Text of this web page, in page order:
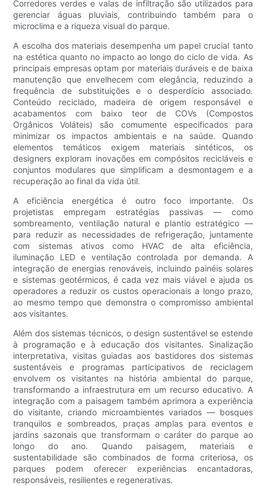
Corredores verdes e valas de infiltração são utilizados para
gerenciar águas pluviais, contribuindo também para o
microclima e a riqueza visual do parque.
A escolha dos materiais desempenha um papel crucial tanto
na estética quanto no impacto ao longo do ciclo de vida. As
principais empresas optam por materiais duráveis ​​e de baixa
manutenção que envelhecem com elegância, reduzindo a
frequência de substituições e o desperdício associado.
Conteúdo reciclado, madeira de origem responsável e
acabamentos com baixo teor de COVs (Compostos
Orgânicos Voláteis) são comumente especificados para
minimizar os impactos ambientais e na saúde. Quando
elementos temáticos exigem materiais sintéticos, os
designers exploram inovações em compósitos recicláveis ​​e
conjuntos modulares que simplificam a desmontagem e a
recuperação ao final da vida útil.
A eficiência energética é outro foco importante. Os
projetistas empregam estratégias passivas — como
sombreamento, ventilação natural e plantio estratégico —
para reduzir as necessidades de refrigeração, juntamente
com sistemas ativos como HVAC de alta eficiência,
iluminação LED e ventilação controlada por demanda. A
integração de energias renováveis, incluindo painéis solares
e sistemas geotérmicos, é cada vez mais viável e ajuda os
operadores a reduzir os custos operacionais a longo prazo,
ao mesmo tempo que demonstra o compromisso ambiental
aos visitantes.
Além dos sistemas técnicos, o design sustentável se estende
à programação e à educação dos visitantes. Sinalização
interpretativa, visitas guiadas aos bastidores dos sistemas
sustentáveis ​​e programas participativos de reciclagem
envolvem os visitantes na história ambiental do parque,
transformando a infraestrutura em um recurso educativo. A
integração com a paisagem também aprimora a experiência
do visitante, criando microambientes variados — bosques
tranquilos e sombreados, praças amplas para eventos e
jardins sazonais que transformam o caráter do parque ao
longo do ano. Quando paisagem, materiais e
sustentabilidade são combinados de forma criteriosa, os
parques podem oferecer experiências encantadoras,
responsáveis, resilientes e regenerativas.